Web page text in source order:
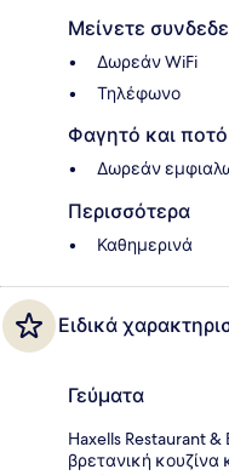
Μείνετε
Δωρεάν WiFi
Τηλέφωνο
Φαγητό και ποτό
Δωρεάν
Περισσότερα
Καθημερινά
Ειδικά
Γεύματα
Haxells Restaurant &
βρετανική κουζίνα